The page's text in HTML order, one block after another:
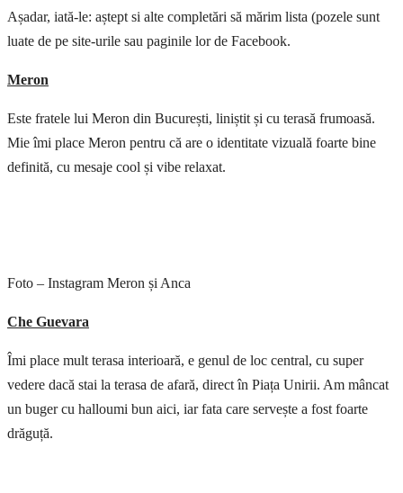
Așadar, iată-le: aștept si alte completări să mărim lista (pozele sunt
luate de pe site-urile sau paginile lor de Facebook.
Meron
Este fratele lui Meron din București, liniștit și cu terasă frumoasă.
Mie îmi place Meron pentru că are o identitate vizuală foarte bine
definită, cu mesaje cool și vibe relaxat.
Foto – Instagram Meron și Anca
Che Guevara
Îmi place mult terasa interioară, e genul de loc central, cu super
vedere dacă stai la terasa de afară, direct în Piața Unirii. Am mâncat
un buger cu halloumi bun aici, iar fata care servește a fost foarte
drăguță.